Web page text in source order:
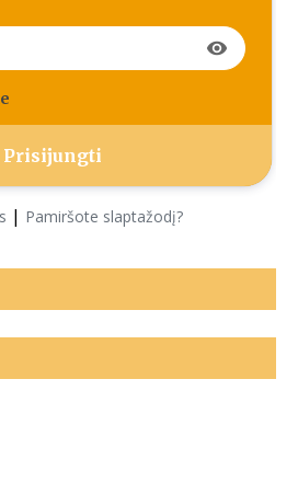
visibility
| Pamiršote slaptažodį?